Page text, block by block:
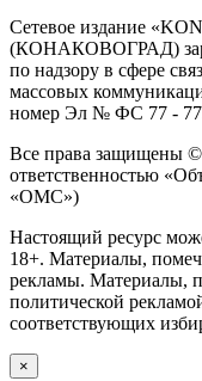
Сетевое издание
(КОНАКОВОГРАД)
по надзору в сфере
массовых
номер Эл № ФС 77 -
Все права защищены
ответственностью
«ОМС»)
Настоящий ресурс
18+. Материалы,
рекламы. Материалы,
политической
соответствующих
×